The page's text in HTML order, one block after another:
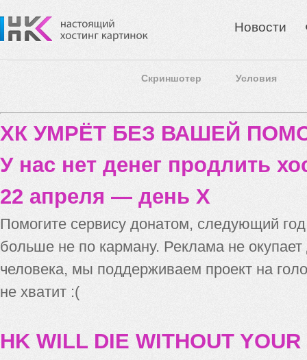
Новости
Скриншотер Условия
ХК УМРЁТ БЕЗ ВАШЕЙ
У нас нет денег продлить
22 апреля — день X
Помогите сервису донатом, следующий
больше не по карману. Реклама не
человека, мы поддерживаем проект на
не хватит :(
HK WILL DIE WITHOUT